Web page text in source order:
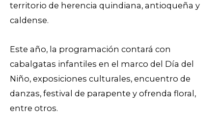
territorio de herencia quindiana, antioqueña y
caldense.
Este año, la programación contará con
cabalgatas infantiles en el marco del Día del
Niño, exposiciones culturales, encuentro de
danzas, festival de parapente y ofrenda floral,
entre otros.